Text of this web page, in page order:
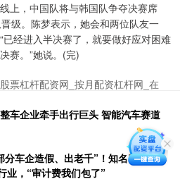
，中国队将与韩国队争夺决赛席
级。陈梦表示，她会和两位队友一
经进入半决赛了，就要做好应对困难
赛。”她说。(完)
票杠杆配资网_按月配资杠杆网_在
车企业牵手出行巨头 智能汽车赛道
分车企造假、出老千”！知名巨头董
业，“审计费我们包了”